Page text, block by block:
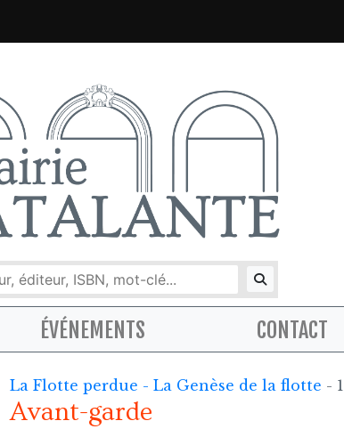
ÉVÉNEMENTS CONTACT
La Flotte perdue - La Genèse de la flotte - 1
Avant-garde